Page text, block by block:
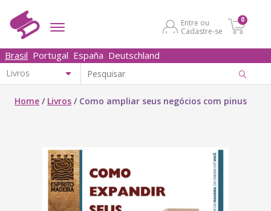
Entre ou
Cadastre-se
0
Brasil Portugal España Deutschland
Home / Livros / Como ampliar seus negócios com pinus